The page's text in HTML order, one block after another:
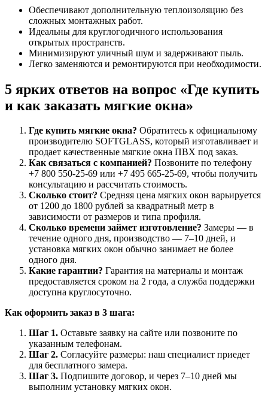
Обеспечивают дополнительную теплоизоляцию без
сложных монтажных работ.
Идеальны для круглогодичного использования
открытых пространств.
Минимизируют уличный шум и задерживают пыль.
Легко заменяются и ремонтируются при необходимости.
5 ярких ответов на вопрос «Где купить
и как заказать мягкие окна»
Где купить мягкие окна? Обратитесь к официальному
производителю SOFTGLASS, который изготавливает и
продает качественные мягкие окна ПВХ под заказ.
Как связаться с компанией? Позвоните по телефону
+7 800 550-25-69 или +7 495 665-25-69, чтобы получить
консультацию и рассчитать стоимость.
Сколько стоит? Средняя цена мягких окон варьируется
от 1200 до 1800 рублей за квадратный метр в
зависимости от размеров и типа профиля.
Сколько времени займет изготовление? Замеры — в
течение одного дня, производство — 7–10 дней, и
установка мягких окон обычно занимает не более
одного дня.
Какие гарантии? Гарантия на материалы и монтаж
предоставляется сроком на 2 года, а служба поддержки
доступна круглосуточно.
Как оформить заказ в 3 шага:
Шаг 1. Оставьте заявку на сайте или позвоните по
указанным телефонам.
Шаг 2. Согласуйте размеры: наш специалист приедет
для бесплатного замера.
Шаг 3. Подпишите договор, и через 7–10 дней мы
выполним установку мягких окон.